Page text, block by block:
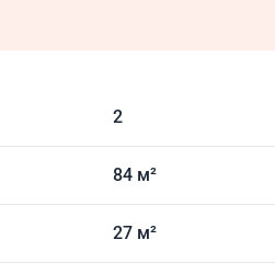
2
84 м²
27 м²